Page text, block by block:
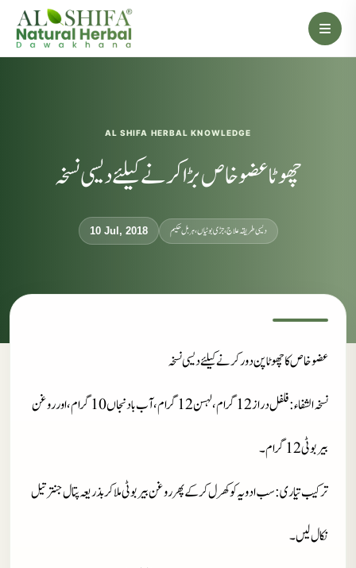
AL SHIFA HERBAL KNOWLEDGE
چھوٹا عضو خاص بڑا کرنے کیلئے دیسی نسخہ
10 Jul, 2018 دیسی طریقہ علاج، جڑی بوٹیاں، ہربل حکیم
عضو خاص کا چھوٹا پن دور کرنے کیلئے دیسی نسخہ
نسخہ الشفاء
: فلفل دراز 12 گرام، لہسن 12 گرام، آب بادنجاں 10 گرام، اور روغن
بیر بوٹی 12 گرام۔
ترکیب تیاری: سب ادویہ کو کھرل کر کے پھر روغن بیر بوٹی ملا کر بذریعہ پتال جنتر تیل
نکال لیں۔